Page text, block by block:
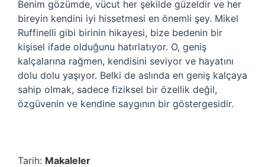
Benim gözümde, vücut her şekilde güzeldir ve her
bireyin kendini iyi hissetmesi en önemli şey. Mikel
Ruffinelli gibi birinin hikayesi, bize bedenin bir
kişisel ifade olduğunu hatırlatıyor. O, geniş
kalçalarına rağmen, kendisini seviyor ve hayatını
dolu dolu yaşıyor. Belki de aslında en geniş kalçaya
sahip olmak, sadece fiziksel bir özellik değil,
özgüvenin ve kendine saygının bir göstergesidir.
Tarih: Makaleler